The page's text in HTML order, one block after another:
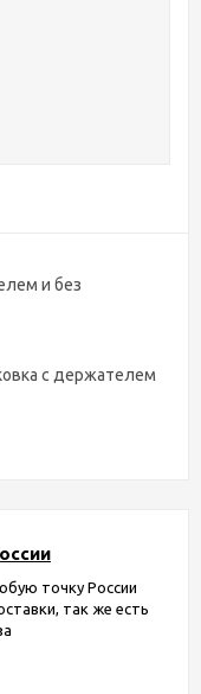
и без
с держателем
точку России
так же есть